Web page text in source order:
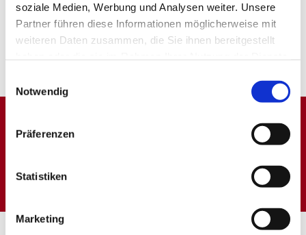
soziale Medien, Werbung und Analysen weiter. Unsere
Partner führen diese Informationen möglicherweise mit
weiteren Daten zusammen, die Sie ihnen bereitgestellt
Notwendig
Präferenzen
Statistiken
Marketing
Dies könnte Sie auch